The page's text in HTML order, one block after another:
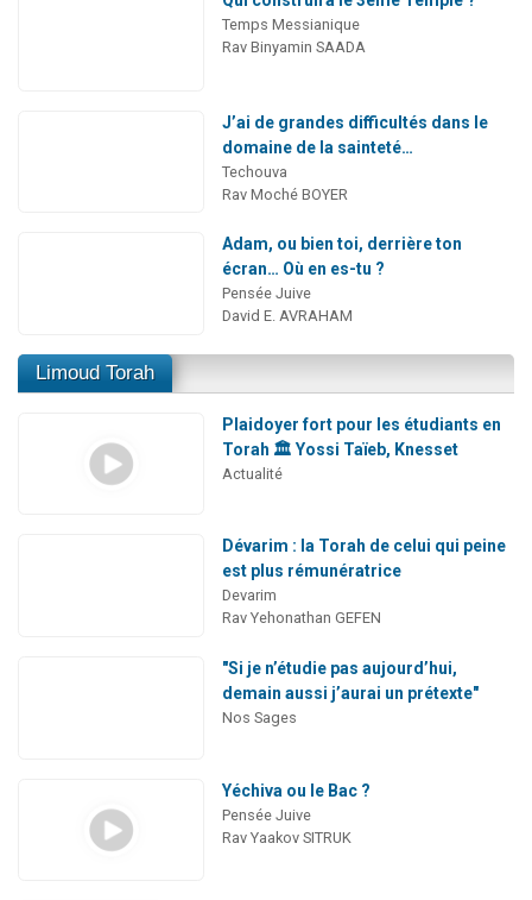
Temps Messianique
Rav Binyamin SAADA
J’ai de grandes difficultés dans le
domaine de la sainteté…
Techouva
Rav Moché BOYER
Adam, ou bien toi, derrière ton
écran… Où en es-tu ?
Pensée Juive
David E. AVRAHAM
Limoud Torah
Plaidoyer fort pour les étudiants en
Torah 🏛️ Yossi Taïeb, Knesset
Actualité
Dévarim : la Torah de celui qui peine
est plus rémunératrice
Devarim
Rav Yehonathan GEFEN
"Si je n’étudie pas aujourd’hui,
demain aussi j’aurai un prétexte"
Nos Sages
Yéchiva ou le Bac ?
Pensée Juive
Rav Yaakov SITRUK